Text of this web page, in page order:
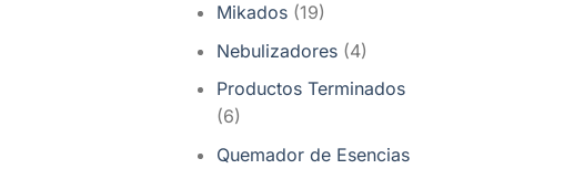
Mikados (19)
Nebulizadores (4)
Productos Terminados
(6)
Quemador de Esencias